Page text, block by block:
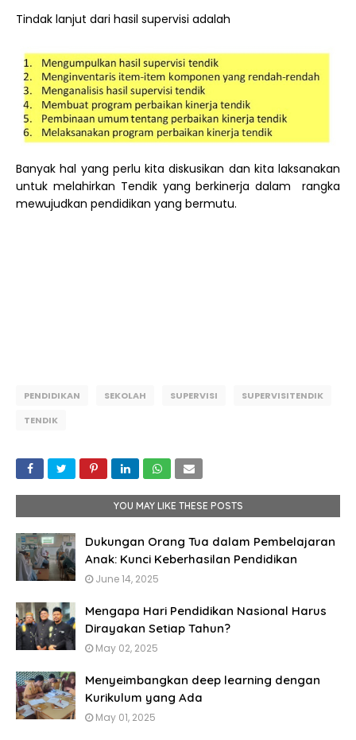
Tindak lanjut dari hasil supervisi adalah
Banyak hal yang perlu kita diskusikan dan kita laksanakan
untuk melahirkan Tendik yang berkinerja dalam
rangka
mewujudkan pendidikan yang bermutu.
PENDIDIKAN SEKOLAH SUPERVISI
SUPERVISITENDIK
TENDIK
YOU MAY LIKE THESE POSTS
Dukungan Orang Tua dalam Pembelajaran
Anak: Kunci Keberhasilan Pendidikan
June 14, 2025
Mengapa Hari Pendidikan Nasional Harus
Dirayakan Setiap Tahun?
May 02, 2025
Menyeimbangkan deep learning dengan
Kurikulum yang Ada
May 01, 2025